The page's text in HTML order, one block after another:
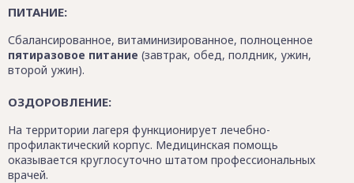
ПИТАНИЕ:
Сбалансированное, витаминизированное, полноценное
пятиразовое питание (завтрак, обед, полдник, ужин,
второй ужин).
ОЗДОРОВЛЕНИЕ:
На территории лагеря функционирует лечебно-
профилактический корпус. Медицинская помощь
оказывается круглосуточно штатом профессиональных
врачей.